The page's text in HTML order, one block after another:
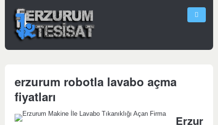
erzurum robotla lavabo açma
fiyatları
Erzur